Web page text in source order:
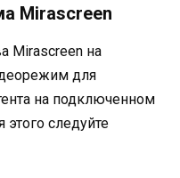
Mirascreen
Mirascreen на
для
на подключенном
следуйте